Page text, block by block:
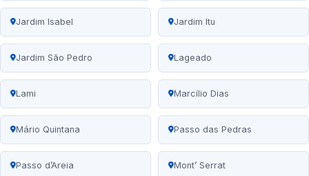
Jardim Isabel Jardim Itu
Jardim São Pedro Lageado
Lami Marcílio Dias
Mário Quintana Passo das Pedras
Passo d’Areia Mont’ Serrat